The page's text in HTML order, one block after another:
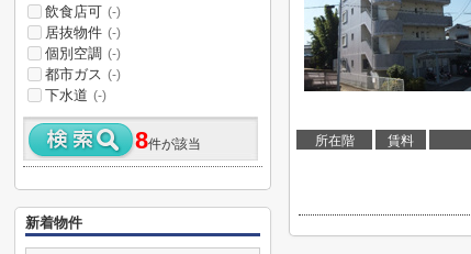
所在階 賃料
飲食店可 (-)
居抜物件 (-)
個別空調 (-)
都市ガス (-)
下水道 (-)
8件が該当
新着物件